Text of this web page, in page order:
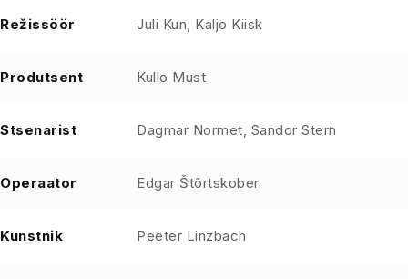
Režissöör Juli Kun, Kaljo Kiisk
Produtsent Kullo Must
Stsenarist Dagmar Normet, Sandor Stern
Operaator Edgar Štõrtskober
Kunstnik Peeter Linzbach